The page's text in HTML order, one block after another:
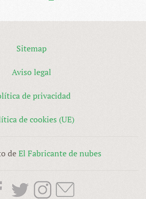
Sitemap
Aviso legal
de privacidad
de cookies (UE)
deEl Fabricante de nubes